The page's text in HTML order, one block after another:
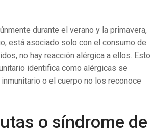
durante el verano y la primavera,
está asociado solo con el consumo de
no hay reacción alérgica a ellos. Esto
identifica como alérgicas se
o el cuerpo no los reconoce
o síndrome de